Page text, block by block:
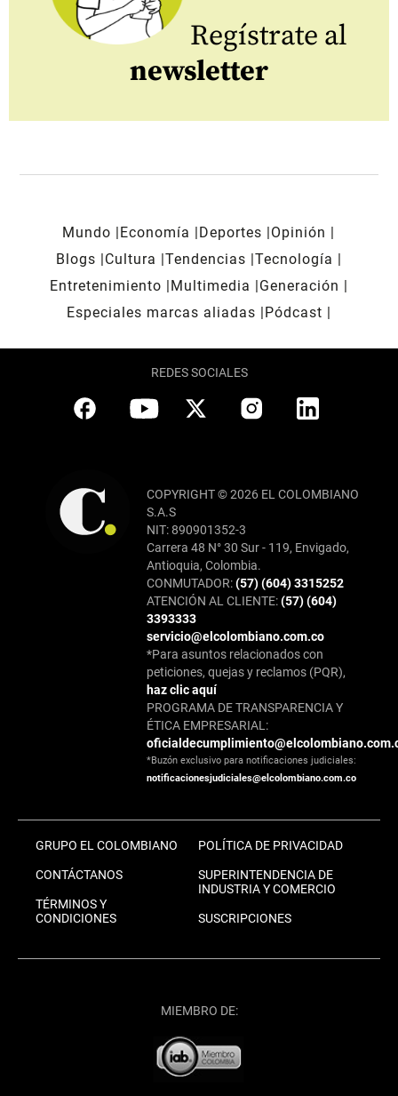
Regístrate al
newsletter
Mundo Economía Deportes
Opinión
Blogs
Cultura Tendencias Tecnología
Entretenimiento
Multimedia
Generación
Especiales marcas aliadas
Pódcast
REDES SOCIALES
COPYRIGHT © 2026 EL COLOMBIANO
S.A.S
NIT: 890901352-3
Carrera 48 N° 30 Sur - 119, Envigado,
Antioquia, Colombia.
CONMUTADOR:(57) (604) 3315252
ATENCIÓN AL CLIENTE:(57) (604)
3393333
servicio@elcolombiano.com.co
*Para asuntos relacionados con
peticiones, quejas y reclamos (PQR),
haz clic aquí
PROGRAMA DE TRANSPARENCIA Y
ÉTICA EMPRESARIAL:
*Buzón exclusivo para notificaciones judiciales:
notificacionesjudiciales@elcolombiano.com.co
GRUPO EL COLOMBIANO
CONTÁCTANOS
TÉRMINOS Y
CONDICIONES
POLÍTICA DE PRIVACIDAD
SUPERINTENDENCIA DE
INDUSTRIA Y COMERCIO
SUSCRIPCIONES
MIEMBRO DE: